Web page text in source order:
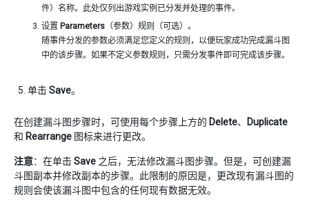
件）名称。此处仅列出游戏实例已分发并处理的事件。
设置 Parameters （参数）规则（可选）。
随事件分发的参数必须满足您定义的规则，以便玩家成功完成漏斗图
中的该步骤。如果不定义参数规则，只需分发事件即可完成该步骤。
单击Save。
在创建漏斗图步骤时，可使用每个步骤上方的 Delete、
Duplicate
和 Rearrange 图标来进行更改。
注意：在单击Save 之后，无法修改漏斗图步骤。但是，可创建漏
斗图副本并修改副本的步骤。此限制的原因是，更改现有漏斗图的
规则会使该漏斗图中包含的任何现有数据无效。